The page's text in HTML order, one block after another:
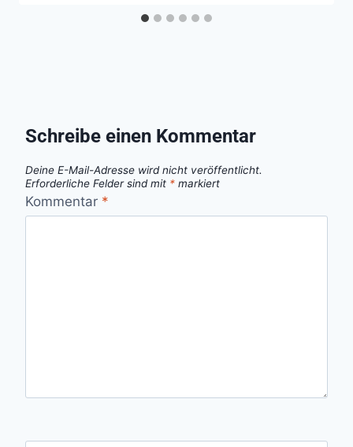
Schreibe einen Kommentar
Deine E-Mail-Adresse wird nicht veröffentlicht.
Erforderliche Felder sind mit * markiert
Kommentar *